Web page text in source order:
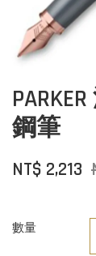
鋼筆
NT$ 2,213
數量